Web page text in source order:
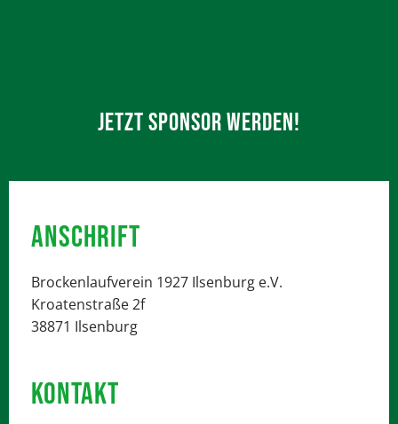
JETZT SPONSOR WERDEN!
ANSCHRIFT
Brockenlaufverein 1927 Ilsenburg e.V.
Kroatenstraße 2f
38871 Ilsenburg
KONTAKT